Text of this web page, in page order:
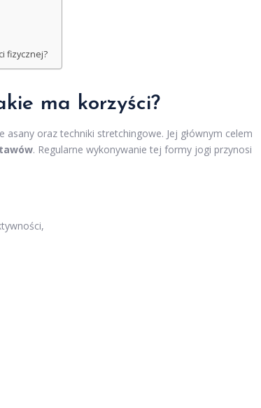
fizycznej?
ma korzyści?
oraz techniki stretchingowe. Jej głównym celem
. Regularne wykonywanie tej formy jogi przynosi